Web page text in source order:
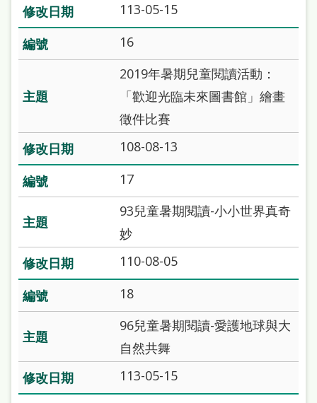
113-05-15
16
2019年暑期兒童閱讀活動：
「歡迎光臨未來圖書館」繪畫
徵件比賽
108-08-13
17
93兒童暑期閱讀-小小世界真奇
妙
110-08-05
18
96兒童暑期閱讀-愛護地球與大
自然共舞
113-05-15